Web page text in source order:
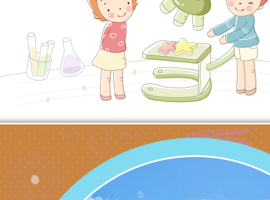
明會」
之光身心障礙繪畫徵
展」活動
視覺障礙學生儀表及
學研習」實施計畫(
「區域職業試探與體
心」、「自造教育及
中心」及「國中小職
習營」等師生，參訪
「第56屆全國技能競
轉知本市辦理「115
者保齡球賽」
檢送桃園市政府LED
字稿及LCD託播影（
轉知衛生福利部社會
檢送該部國民健康
產期高風險孕產婦（
有關社團法人中華民
家長協會(以下稱該
檢送桃園市政府家庭